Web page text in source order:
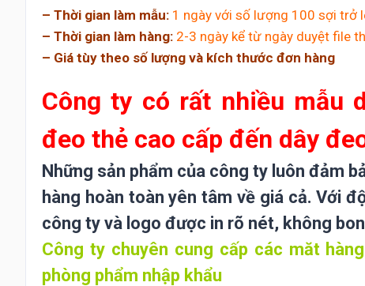
– Thời gian làm mẫu: 1 ngày với số lượng 100 sợi trở
– Thời gian làm hàng: 2-3 ngày kể từ ngày duyệt file
– Giá tùy theo số lượng và kích thước đơn hàng
Công ty có rất nhiều mẫu
đeo thẻ cao cấp đến dây
Những sản phẩm của công ty luôn đảm
hàng hoàn toàn yên tâm về giá cả. Với
công ty và logo được in rõ nét, không
Công ty chuyên cung cấp các măt
phòng phẩm nhập khẩu